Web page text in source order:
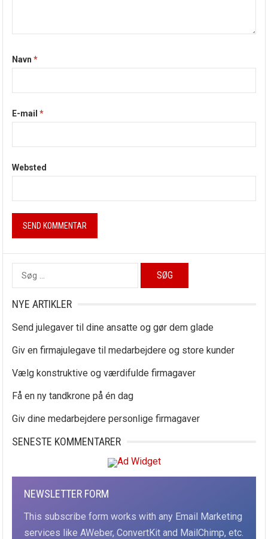
Navn*
E-mail*
Websted
Søg
efter:
NYE ARTIKLER
Send julegaver til dine ansatte og gør dem glade
Giv en firmajulegave til medarbejdere og store kunder
Vælg konstruktive og værdifulde firmagaver
Få en ny tandkrone på én dag
Giv dine medarbejdere personlige firmagaver
SENESTE KOMMENTARER
NEWSLETTER FORM
This subscribe form works with any Email Marketing
services like AWeber, ConvertKit and MailChimp, etc.